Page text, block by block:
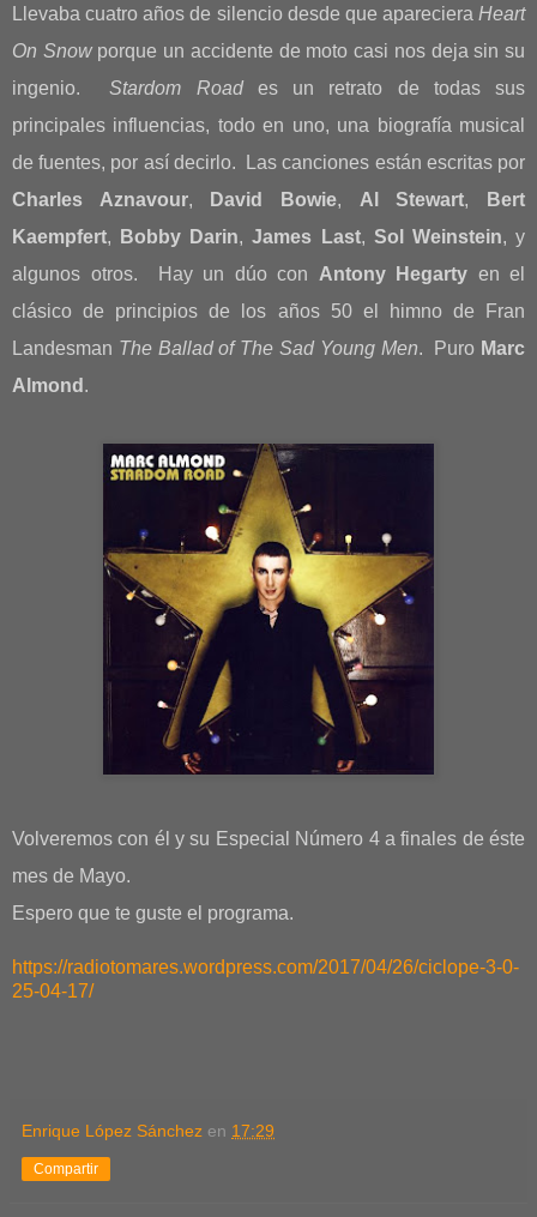
Llevaba cuatro años de silencio desde que apareciera Heart
On Snow porque un accidente de moto casi nos deja sin su
ingenio.Stardom Road es un retrato de todas sus
principales influencias, todo en uno, una biografía musical
de fuentes, por así decirlo. Las canciones están escritas por
Charles Aznavour, David Bowie, Al Stewart,
Bert
Kaempfert, Bobby Darin,James Last, Sol Weinstein, y
algunos otros. Hay un dúo con Antony Hegarty en el
clásico de principios de los años 50 el himno de Fran
Landesman The Ballad of The Sad Young Men. Puro Marc
Almond .
Volveremos con él y su Especial Número 4 a finales de éste
mes de Mayo.
Espero que te guste el programa.
https://radiotomares.wordpress.com/2017/04/26/ciclope-3-0-
25-04-17/
Enrique López Sánchez en 17:29
Compartir